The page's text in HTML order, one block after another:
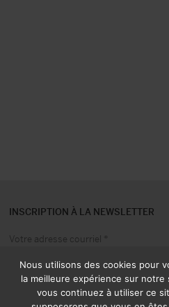
INSCRIPTION À LA NEWSLETTER
Nous utilisons des cookies pour
la meilleure expérience sur notre
vous continuez à utiliser ce